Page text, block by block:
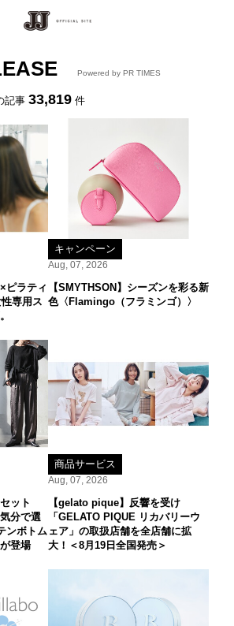
Powered by PR TIMES
記事 33,819 件
ピラティ
専用ス
キャンペーン
Aug, 07, 2026
【SMYTHSON】シーズンを彩る新
色〈Flamingo（フラミンゴ）〉
ット
分で選
ンボトム
登場
商品サービス
Aug, 07, 2026
【gelato pique】反響を受け
「GELATO PIQUE リカバリーウ
ェア」の取扱店舗を全店舗に拡
大！＜8月19日全国発売＞